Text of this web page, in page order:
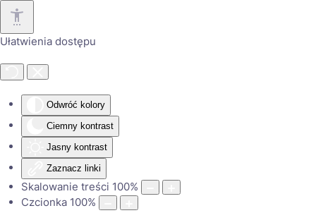
Ułatwienia dostępu
Odwróć kolory
Ciemny kontrast
Jasny kontrast
Zaznacz linki
Skalowanie treści 100%
Czcionka 100%
Przejdź do głównej treści